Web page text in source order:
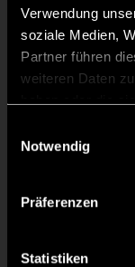
Verwendung
soziale Medien,
Partner führen
weiteren Daten
Notwendig
Präferenzen
Statistiken
Staff